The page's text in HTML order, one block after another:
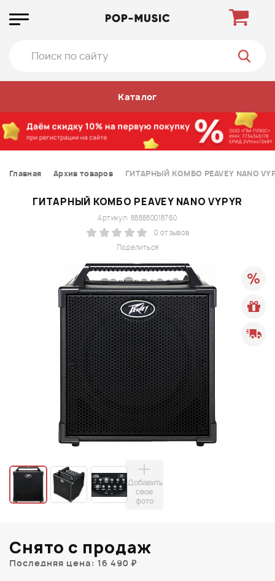
Каталог
Главная Архив товаров ГИТАРНЫЙ КОМБО PEAVEY NANO
ГИТАРНЫЙ КОМБО PEAVEY NANO VYPYR
Поделиться
Артикул: 888880018760
0 отзывов
Добавить
свое
фото
Снято с продаж
Последняя цена: 16 490 ₽